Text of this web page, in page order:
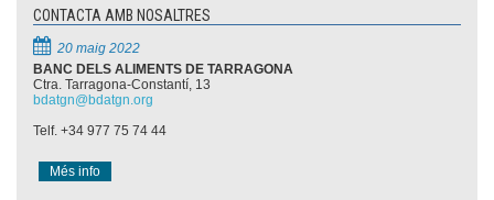
CONTACTA AMB NOSALTRES
20 maig 2022
BANC DELS ALIMENTS DE TARRAGONA
Ctra. Tarragona-Constantí, 13
bdatgn@bdatgn.org
Telf. +34 977 75 74 44
Més info